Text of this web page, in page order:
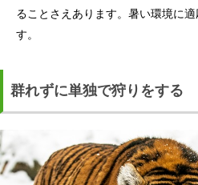
ることさえあります。暑い環境に
す。
群れずに単独で狩りをする